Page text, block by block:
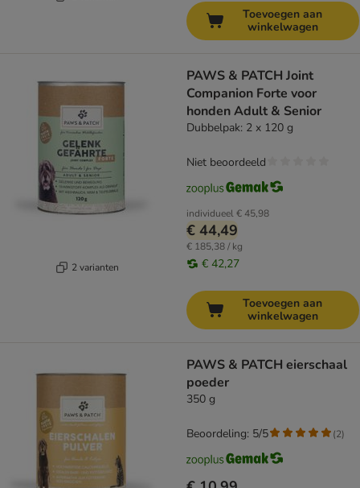
Toevoegen aan
winkelwagen
2 varianten
PAWS & PATCH Joint
Companion Forte voor
honden Adult & Senior
Dubbelpak: 2 x 120 g
individueel€ 45,98
€ 44,49
€ 185,38 / kg
€ 42,27
Niet beoordeeld
Toevoegen aan
winkelwagen
PAWS & PATCH eierschaal
poeder
350 g
Beoordeling: 5/5 (2)